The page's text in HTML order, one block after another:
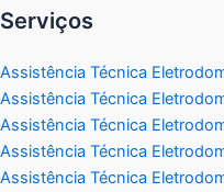
Serviços
Assistência Técnica
Assistência Técnica
Assistência Técnica
Assistência Técnica
Assistência Técnica